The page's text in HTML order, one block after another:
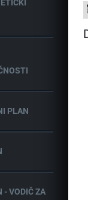
PLAN
- VODIČ ZA